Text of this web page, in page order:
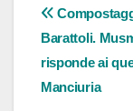
articoli
Barattoli.
risponde ai
Manciuria